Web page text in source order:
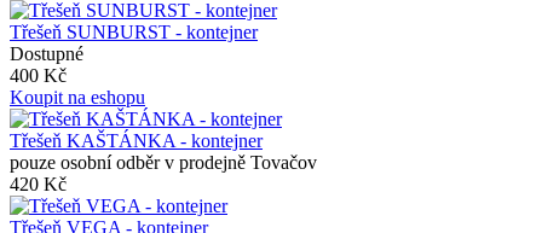
Třešeň SUNBURST - kontejner
Dostupné
400 Kč
Koupit na eshopu
Třešeň KAŠTÁNKA - kontejner
pouze osobní odběr v prodejně Tovačov
420 Kč
Třešeň VEGA - kontejner